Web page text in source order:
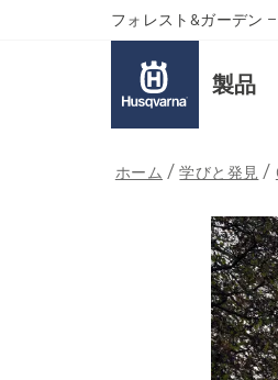
フォレスト&ガーデン –
製品
ホーム 学びと発見